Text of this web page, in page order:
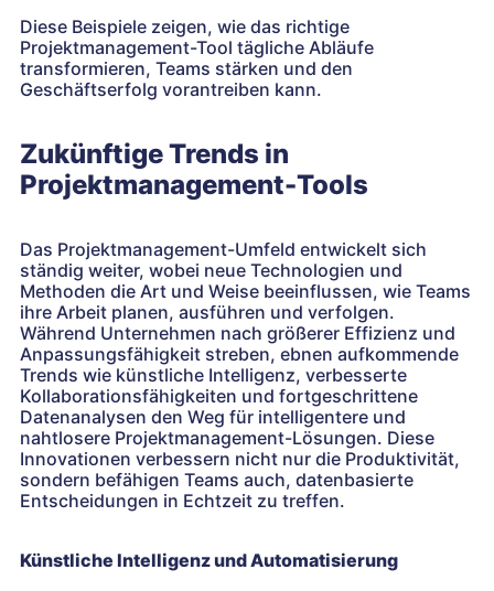
Diese Beispiele zeigen, wie das richtige
Projektmanagement-Tool tägliche Abläufe
transformieren, Teams stärken und den
Geschäftserfolg vorantreiben kann.
Zukünftige Trends in
Projektmanagement-Tools
Das Projektmanagement-Umfeld entwickelt sich
ständig weiter, wobei neue Technologien und
Methoden die Art und Weise beeinflussen, wie Teams
ihre Arbeit planen, ausführen und verfolgen.
Während Unternehmen nach größerer Effizienz und
Anpassungsfähigkeit streben, ebnen aufkommende
Trends wie künstliche Intelligenz, verbesserte
Kollaborationsfähigkeiten und fortgeschrittene
Datenanalysen den Weg für intelligentere und
nahtlosere Projektmanagement-Lösungen. Diese
Innovationen verbessern nicht nur die Produktivität,
sondern befähigen Teams auch, datenbasierte
Entscheidungen in Echtzeit zu treffen.
Künstliche Intelligenz und Automatisierung